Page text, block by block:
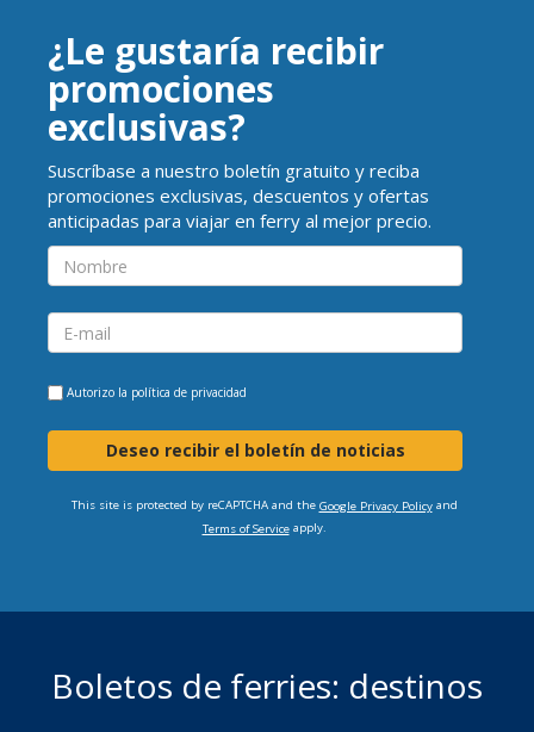
¿Le gustaría recibir
promociones
exclusivas?
Suscríbase a nuestro boletín gratuito y reciba
promociones exclusivas, descuentos y ofertas
anticipadas para viajar en ferry al mejor precio.
Autorizo la política de privacidad
Deseo recibir el boletín de noticias
This site is protected by reCAPTCHA and the Google Privacy Policyand
Terms of Serviceapply.
Boletos de ferries: destinos